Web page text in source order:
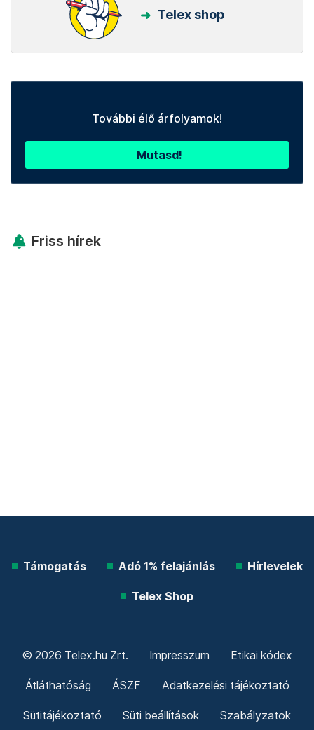
Telex shop
További élő árfolyamok!
Mutasd!
Friss hírek
Támogatás Adó 1% felajánlás Hírlevelek
Telex Shop
© 2026 Telex.hu Zrt. Impresszum Etikai kódex
Átláthatóság ÁSZF Adatkezelési tájékoztató
Sütitájékoztató Süti beállítások Szabályzatok